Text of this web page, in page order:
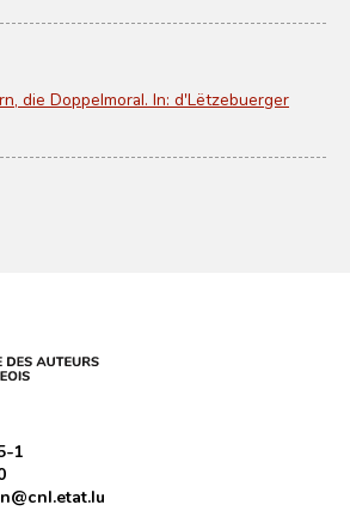
die Doppelmoral. In: d'Lëtzebuerger
1